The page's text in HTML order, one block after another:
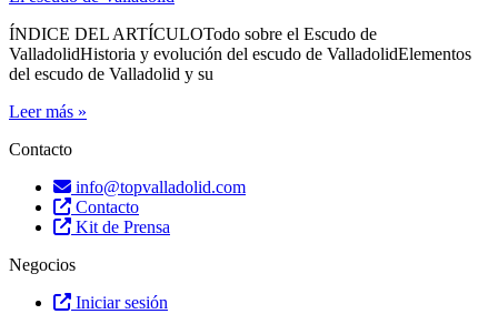
ÍNDICE DEL ARTÍCULOTodo sobre el Escudo de
ValladolidHistoria y evolución del escudo de ValladolidElementos
del escudo de Valladolid y su
Leer más »
Contacto
info@topvalladolid.com
Contacto
Kit de Prensa
Negocios
Iniciar sesión